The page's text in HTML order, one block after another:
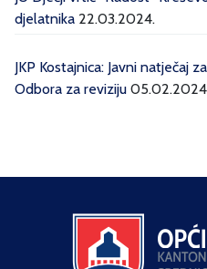
djelatnika 22.03.2024.
JKP Kostajnica: Javni natječaj
Odbora za reviziju